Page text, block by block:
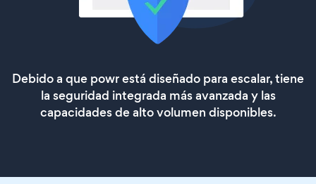
Debido a que powr está diseñado para escalar, tiene
la seguridad integrada más avanzada y las
capacidades de alto volumen disponibles.